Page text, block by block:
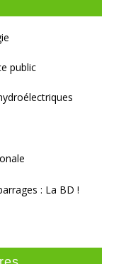
public
: La BD !